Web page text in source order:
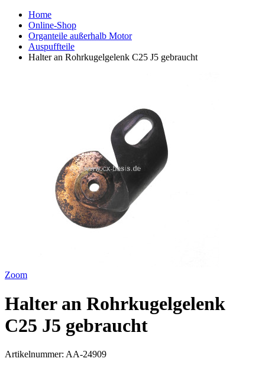
Home
Online-Shop
Organteile außerhalb Motor
Auspuffteile
Halter an Rohrkugelgelenk C25 J5 gebraucht
Zoom
Halter an Rohrkugelgelenk
C25 J5 gebraucht
Artikelnummer: AA-24909